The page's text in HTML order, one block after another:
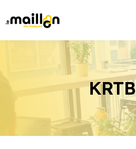
to
content
KRTB